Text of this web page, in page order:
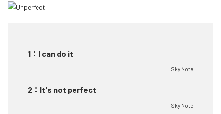
1 ： I can do it
Sky Note
2 ： It's not perfect
Sky Note